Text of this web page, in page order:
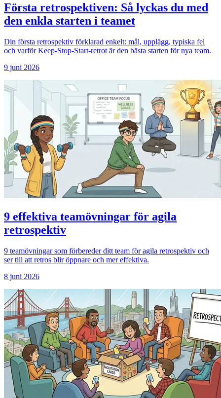
Första retrospektiven: Så lyckas du med
den enkla starten i teamet
Din första retrospektiv förklarad enkelt: mål, upplägg, typiska fel
och varför Keep-Stop-Start-retrot är den bästa starten för nya team.
9 juni 2026
9 effektiva teamövningar för agila
retrospektiv
9 teamövningar som förbereder ditt team för agila retrospektiv och
ser till att retros blir öppnare och mer effektiva.
8 juni 2026